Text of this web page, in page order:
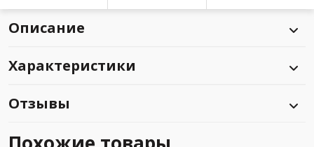
Описание
Характеристики
Отзывы